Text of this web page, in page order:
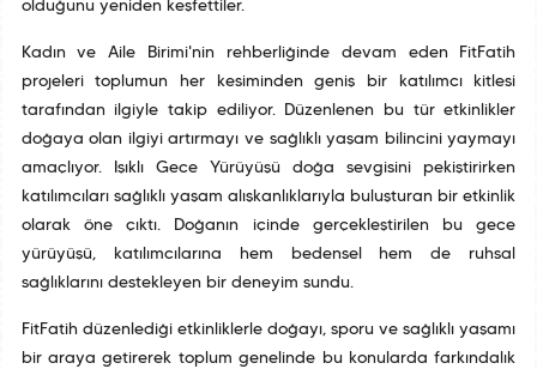
olduğunu yeniden keşfettiler.
Kadın ve Aile Birimi'nin rehberliğinde devam eden FitFatih
projeleri toplumun her kesiminden geniş bir katılımcı kitlesi
tarafından ilgiyle takip ediliyor. Düzenlenen bu tür etkinlikler
doğaya olan ilgiyi artırmayı ve sağlıklı yaşam bilincini yaymayı
amaçlıyor. Işıklı Gece Yürüyüşü doğa sevgisini pekiştirirken
katılımcıları sağlıklı yaşam alışkanlıklarıyla buluşturan bir etkinlik
olarak öne çıktı. Doğanın içinde gerçekleştirilen bu gece
yürüyüşü, katılımcılarına hem bedensel hem de ruhsal
sağlıklarını destekleyen bir deneyim sundu.
FitFatih düzenlediği etkinliklerle doğayı, sporu ve sağlıklı yaşamı
bir araya getirerek toplum genelinde bu konularda farkındalık